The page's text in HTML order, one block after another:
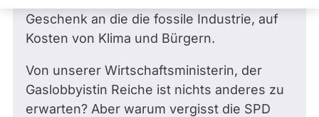
Über uns
Geschenk an die die fossile Industrie, auf
Kosten von Klima und Bürgern.
Von unserer Wirtschaftsministerin, der
Gaslobbyistin Reiche ist nichts anderes zu
erwarten? Aber warum vergisst die SPD